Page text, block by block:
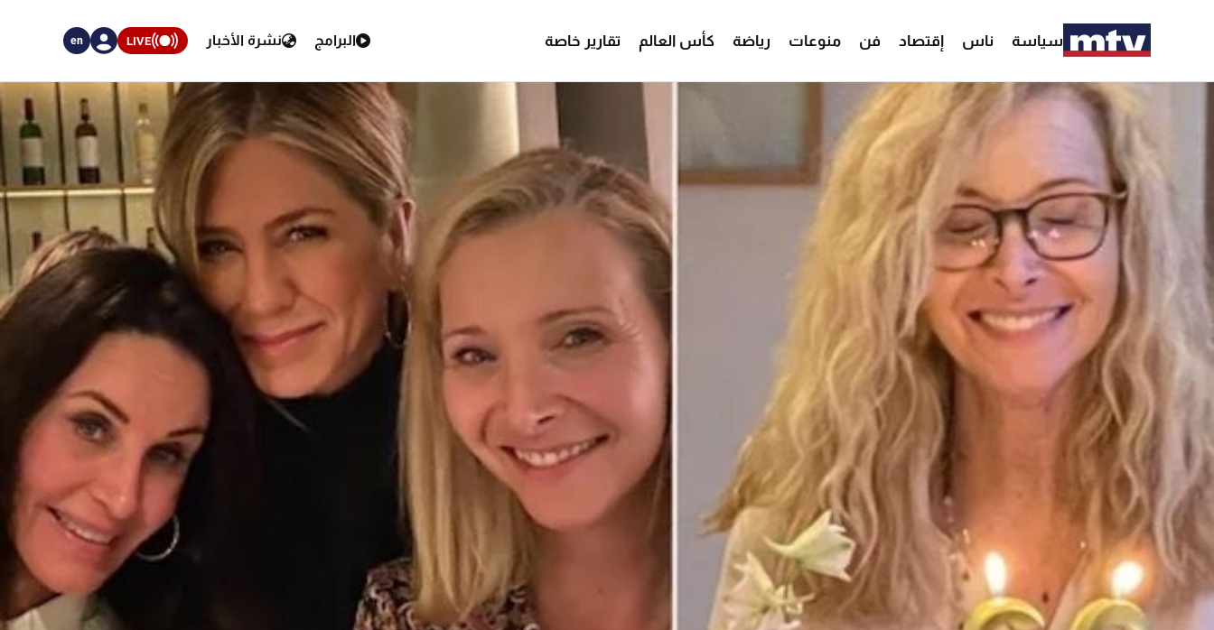
سياسة ناس إقتصاد فن منوعات رياضة كأس العالم تقارير خاصة البرامج نشرة الأخبار LIVE
en